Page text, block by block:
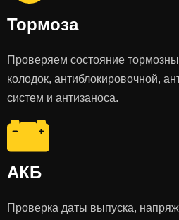
Тормоза
Проверяем состояние
колодок, антиблокировочной,
систем и антизаноса.
АКБ
Проверка даты выпуска,